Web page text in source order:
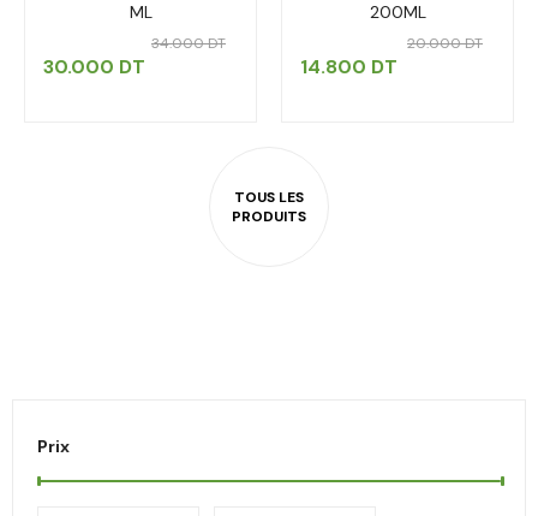
Prix
ML
34.000DT
30.000 DT
200ML
20.000DT
14.800 DT